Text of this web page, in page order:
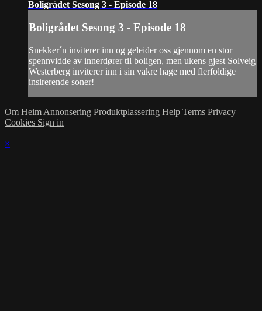
Boligrådet Sesong 3 - Episode 18
Boligrådet Sesong 3 - Episode 18
Snekker´n inviterer inn og geleider oss gjennom en stor
spennvidde av innerdører til boligen, men ukens gjest Solveig
Westerberg inviterer inn i sin vakre hage med flerfoldige
insirerende soner!
Om Heim Annonsering Produktplassering Help Terms Privacy
Cookies Sign in
×